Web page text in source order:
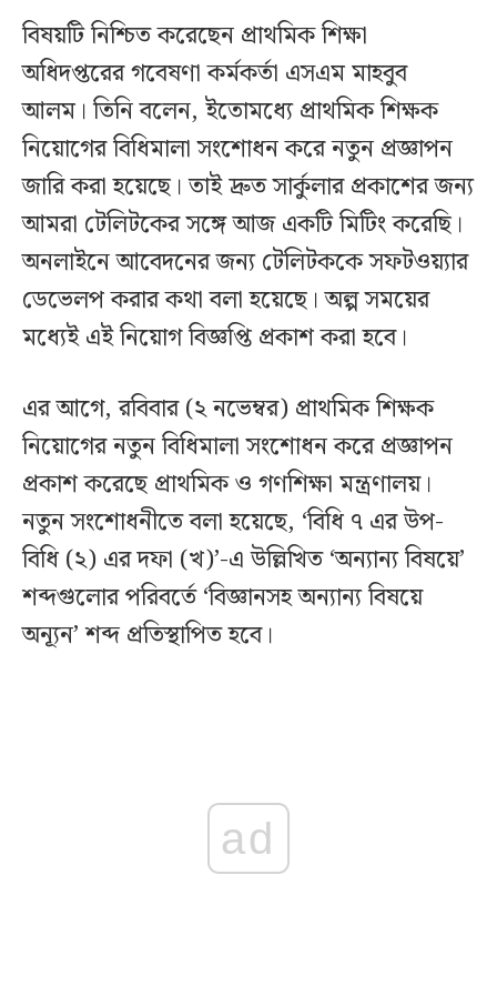
বিষয়টি নিশ্চিত করেছেন প্রাথমিক শিক্ষা
অধিদপ্তরের গবেষণা কর্মকর্তা এসএম মাহবুব
আলম। তিনি বলেন, ইতোমধ্যে প্রাথমিক শিক্ষক
নিয়োগের বিধিমালা সংশোধন করে নতুন প্রজ্ঞাপন
জারি করা হয়েছে। তাই দ্রুত সার্কুলার প্রকাশের জন্য
আমরা টেলিটকের সঙ্গে আজ একটি মিটিং করেছি।
অনলাইনে আবেদনের জন্য টেলিটককে সফটওয়্যার
ডেভেলপ করার কথা বলা হয়েছে। অল্প সময়ের
মধ্যেই এই নিয়োগ বিজ্ঞপ্তি প্রকাশ করা হবে।
এর আগে, রবিবার (২ নভেম্বর) প্রাথমিক শিক্ষক
নিয়োগের নতুন বিধিমালা সংশোধন করে প্রজ্ঞাপন
প্রকাশ করেছে প্রাথমিক ও গণশিক্ষা মন্ত্রণালয়।
নতুন সংশোধনীতে বলা হয়েছে, ‘বিধি ৭ এর উপ-
বিধি (২) এর দফা (খ)’-এ উল্লিখিত ‘অন্যান্য বিষয়ে’
শব্দগুলোর পরিবর্তে ‘বিজ্ঞানসহ অন্যান্য বিষয়ে
অন্যূন’ শব্দ প্রতিস্থাপিত হবে।
ad